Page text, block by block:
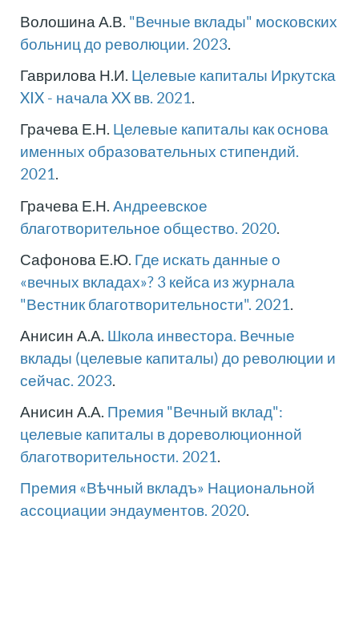
Волошина А.В. "Вечные вклады" московских
больниц до революции. 2023.
Гаврилова Н.И. Целевые капиталы Иркутска
XIX - начала XX вв. 2021 .
Грачева Е.Н. Целевые капиталы как основа
именных образовательных стипендий.
2021.
Грачева Е.Н. Андреевское
благотворительное общество. 2020.
Сафонова Е.Ю. Где искать данные о
«вечных вкладах»? 3 кейса из журнала
"Вестник благотворительности". 2021.
Анисин А.А. Школа инвестора. Вечные
вклады (целевые капиталы) до революции и
сейчас. 2023.
Анисин А.А. Премия "Вечный вклад":
целевые капиталы в дореволюционной
благотворительности. 2021 .
Премия «Вѣчный вкладъ» Национальной
ассоциации эндаументов. 2020.